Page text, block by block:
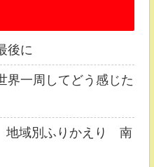
後に
一周してどう感じた
地域別ふりかえり 南